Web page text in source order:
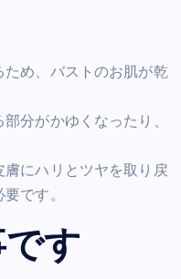
め、バストのお肌が乾
分がかゆくなったり、
膚にハリとツヤを取り戻
です。
す